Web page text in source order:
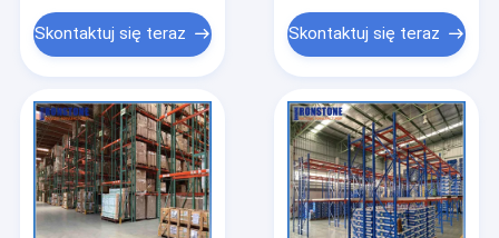
Dom
Produkty
Skontaktuj się teraz Skontaktuj się teraz